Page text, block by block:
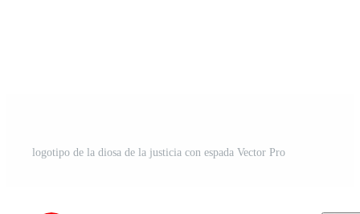
logotipo de la diosa de la justicia con espada Vector Pro